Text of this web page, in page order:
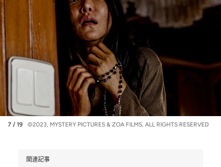
7 / 19 ©2023, MYSTERY PICTURES & ZOA FILMS, ALL RIGHTS RESERVED
関連記事